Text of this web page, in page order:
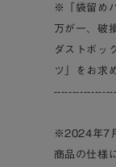
※「袋留め
万が一、破
ダストボッ
ツ」をお求
※2024年7
商品の仕様